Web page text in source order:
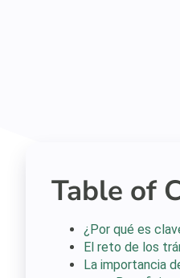
Table of
¿Por qué es
El reto de los
La importancia